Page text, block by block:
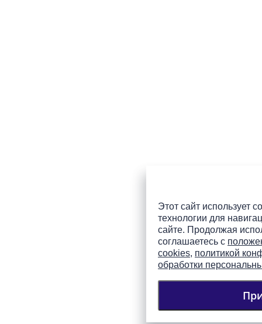
Этот сайт использует
технологии для
сайте. Продолжая
соглашаетесь с
cookies, политикой
обработки